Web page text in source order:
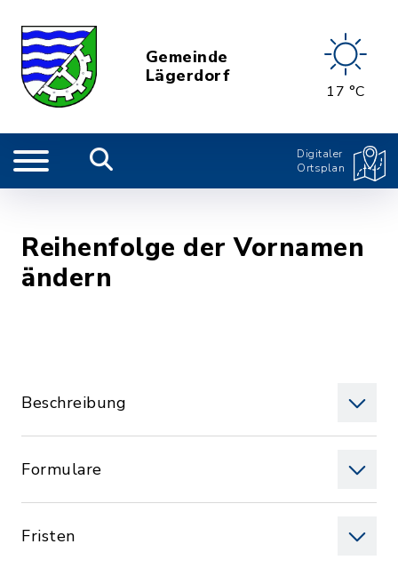
Gemeinde
Lägerdorf
17 °C
Digitaler
Ortsplan
Reihenfolge der Vornamen
ändern
Beschreibung
Formulare
Fristen